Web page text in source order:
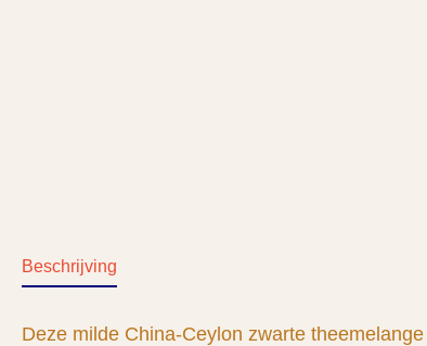
Beschrijving
Deze milde China-Ceylon zwarte